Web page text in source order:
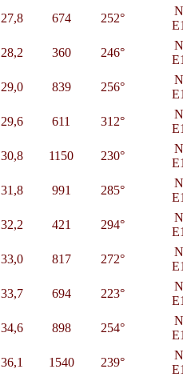
27,8 674 252°
28,2 360 246°
29,0 839 256°
29,6 611 312°
30,8 1150 230°
31,8 991 285°
32,2 421 294°
33,0 817 272°
33,7 694 223°
34,6 898 254°
36,1 1540 239°